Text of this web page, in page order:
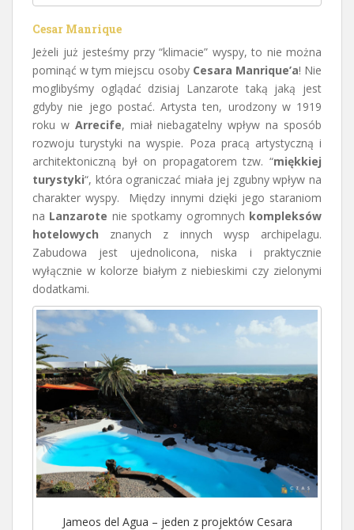
Cesar Manrique
Jeżeli już jesteśmy przy “klimacie” wyspy, to nie można
pominąć w tym miejscu osoby Cesara Manrique’a! Nie
moglibyśmy oglądać dzisiaj Lanzarote taką jaką jest
gdyby nie jego postać. Artysta ten, urodzony w 1919
roku w Arrecife, miał niebagatelny wpływ na sposób
rozwoju turystyki na wyspie. Poza pracą artystyczną i
architektoniczną był on propagatorem tzw. “miękkiej
turystyki“, która ograniczać miała jej zgubny wpływ na
charakter wyspy. Między innymi dzięki jego staraniom
na Lanzarote nie spotkamy ogromnych kompleksów
hotelowych znanych z innych wysp archipelagu.
Zabudowa jest ujednolicona, niska i praktycznie
wyłącznie w kolorze białym z niebieskimi czy zielonymi
dodatkami.
Jameos del Agua – jeden z projektów Cesara